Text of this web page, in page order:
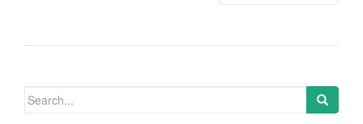
Search